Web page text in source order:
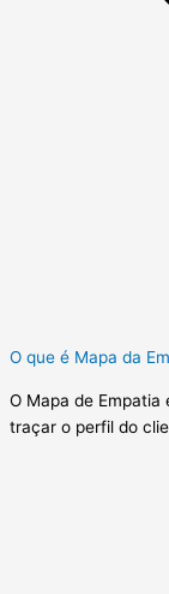
O que é Mapa da
O Mapa de
traçar o perfil do